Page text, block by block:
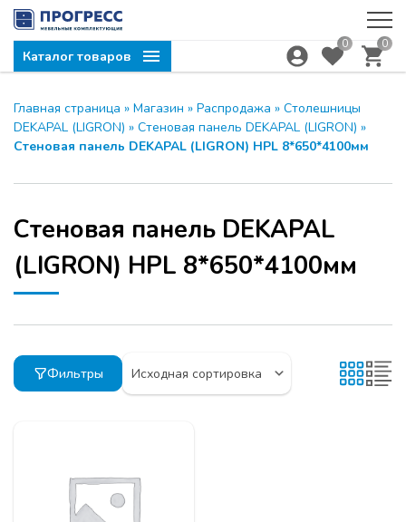
Каталог товаров
0 0
Главная страница » Магазин » Распродажа » Столешницы
DEKAPAL (LIGRON) » Стеновая панель DEKAPAL (LIGRON) »
Стеновая панель DEKAPAL (LIGRON) HPL 8*650*4100мм
Стеновая панель DEKAPAL
(LIGRON) HPL 8*650*4100мм
Фильтры